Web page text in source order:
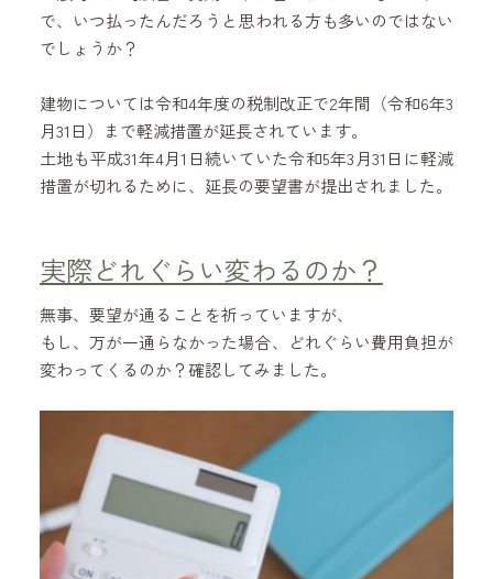
で、いつ払ったんだろうと思われる方も多いのではない
でしょうか？
建物については令和4年度の税制改正で2年間（令和6年3
月31日）まで軽減措置が延長されています。
土地も平成31年4月1日続いていた令和5年3月31日に軽減
措置が切れるために、延長の要望書が提出されました。
実際どれぐらい変わるのか？
無事、要望が通ることを祈っていますが、
もし、万が一通らなかった場合、どれぐらい費用負担が
変わってくるのか？確認してみました。